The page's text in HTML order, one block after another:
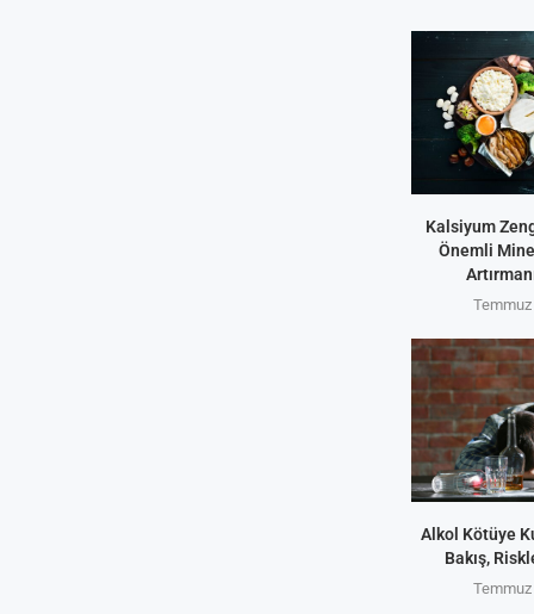
Kalsiyum
Önemli
Alkol Kötüye
Bakış,